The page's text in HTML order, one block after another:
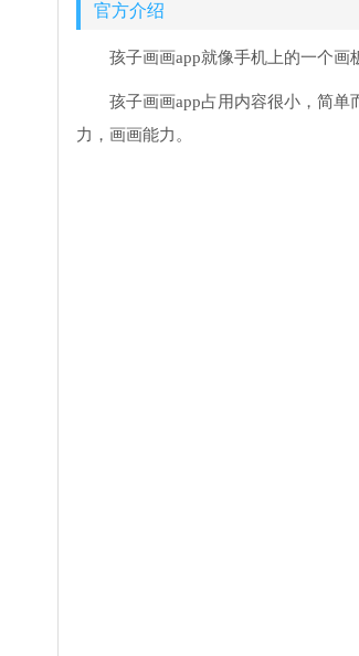
官方介绍
孩子画画app就像手机上的一个画
孩子画画app占用内容很小，简
力，画画能力。